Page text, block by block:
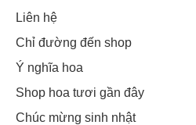
Liên hệ
Chỉ đường đến shop
Ý nghĩa hoa
Shop hoa tươi gần đây
Chúc mừng sinh nhật